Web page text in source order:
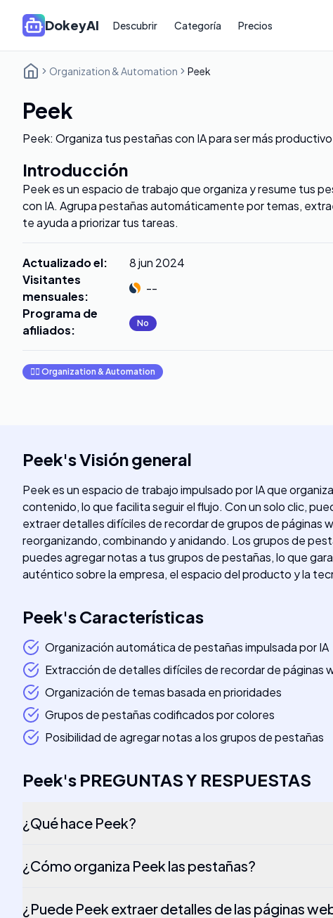
DokeyAI Descubrir Categoría Precios
Organization & Automation Peek
Peek
Peek: Organiza tus pestañas con IA para ser más productivo
Introducción
Peek es un espacio de trabajo que organiza y resume tus
con IA. Agrupa pestañas automáticamente por temas,
te ayuda a priorizar tus tareas.
Actualizado el:
8 jun 2024
Visitantes
mensuales:
--
Programa de
afiliados: No
🧞‍♂️ Organization & Automation
Peek'sVisión general
Peek es un espacio de trabajo impulsado por IA que
contenido, lo que facilita seguir el flujo. Con un solo clic,
extraer detalles difíciles de recordar de grupos de páginas
reorganizando, combinando y anidando. Los grupos de
puedes agregar notas a tus grupos de pestañas, lo que
auténtico sobre la empresa, el espacio del producto y la
Peek'sCaracterísticas
Organización automática de pestañas impulsada por IA
Extracción de detalles difíciles de recordar de páginas
Organización de temas basada en prioridades
Grupos de pestañas codificados por colores
Posibilidad de agregar notas a los grupos de pestañas
Peek's PREGUNTAS Y RESPUESTAS
¿Qué hace Peek?
¿Cómo organiza Peek las pestañas?
¿Puede Peek extraer detalles de las páginas